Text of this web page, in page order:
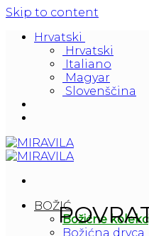
Skip to content
Hrvatski
Hrvatski
Italiano
Magyar
Slovenščina
BOŽIĆ
Božićne
Božićna drvca